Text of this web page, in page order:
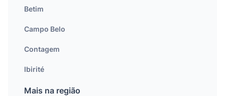
Betim
Campo Belo
Contagem
Ibirité
Mais na região